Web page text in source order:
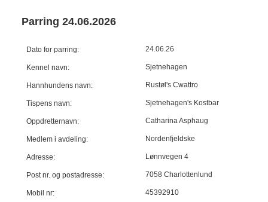
Parring 24.06.2026
Dato for parring: 24.06.26
Kennel navn: Sjetnehagen
Hannhundens navn: Rustøl's Cwattro
Tispens navn: Sjetnehagen's Kostbar
Oppdretternavn: Catharina Asphaug
Medlem i avdeling: Nordenfjeldske
Adresse: Lønnvegen 4
Post nr. og postadresse: 7058 Charlottenlund
Mobil nr: 45392910